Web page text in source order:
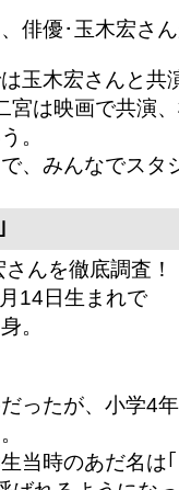
俳優･玉木宏さ
玉木宏さんと共
宮は映画で共演
。
、みんなでスタ
んを徹底調査！
14日生まれで
。
ったが、小学4
当時のあだ名は